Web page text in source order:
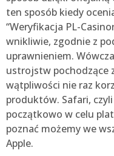
ten sposób kiedy
“Weryfikacja PL-
wnikliwie, zgodnie z
uprawnieniem.
ustrojstw pochodzące
wątpliwości nie raz
produktów. Safari,
początkowo w celu
poznać możemy we
Apple.